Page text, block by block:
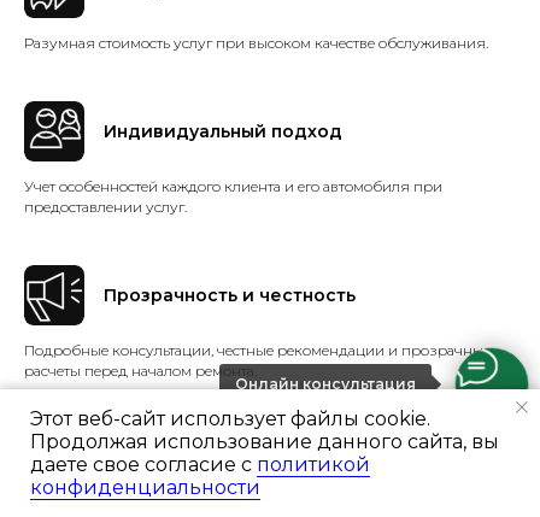
Этот веб-сайт использует файлы cookie.
Продолжая использование данного сайта, вы
даете свое согласие с политикой
конфиденциальности
Онлайн консультация
Ремонт и цены Портфолио
Разумная стоимость услуг при высоком качестве обслуживания.
Индивидуальный подход
Учет особенностей каждого клиента и его автомобиля при
предоставлении услуг.
Прозрачность и честность
Подробные консультации, честные рекомендации и прозрачные
расчеты перед началом ремонта.